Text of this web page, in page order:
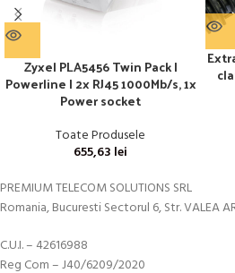
Zyxel PLA5456 Twin Pack |
Powerline | 2x RJ45 1000Mb/s, 1x
Power socket
Toate Produsele
655,63 lei
PREMIUM TELECOM SOLUTIONS SRL
Romania, Bucuresti Sectorul 6, Str. VALEA
C.U.I. – 42616988
Reg Com – J40/6209/2020